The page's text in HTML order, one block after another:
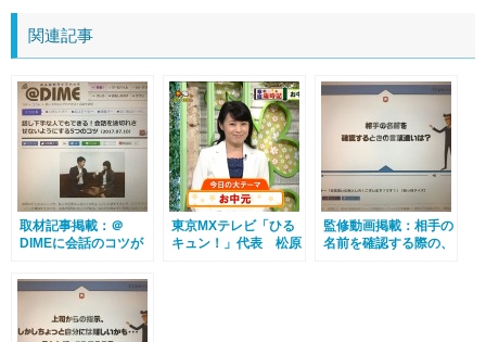
関連記事
取材記事掲載：＠
DIMEに会話のコツが
東京MXテレビ「ひる
キュン！」代表 松原
監修動画掲載：相手の
名前を確認する際の、